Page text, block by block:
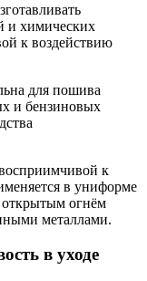
и химических
к воздействию
для пошива
и бензиновых
к
в униформе
открытым огнём
металлами.
в уходе